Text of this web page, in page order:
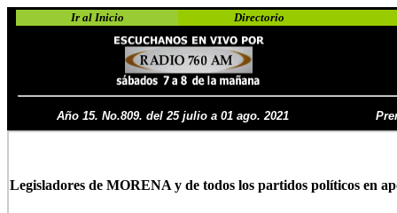
Ir al Inicio Directorio
Año 15. No.809. del 25 julio a 01 ago. 2021
Legisladores de MORENA y de todos los partidos políticos en